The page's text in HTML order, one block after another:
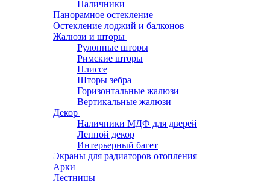
Наличники
Панорамное остекление
Остекление лоджий и балконов
Жалюзи и шторы
Рулонные шторы
Римские шторы
Плиссе
Шторы зебра
Горизонтальные жалюзи
Вертикальные жалюзи
Декор
Наличники МДФ для дверей
Лепной декор
Интерьерный багет
Экраны для радиаторов отопления
Арки
Лестницы